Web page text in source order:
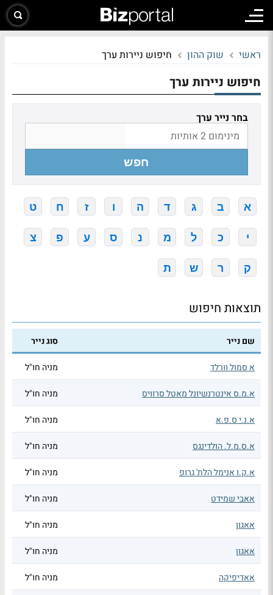
ראשי שוק ההון חיפוש ניירות ערך
חיפוש ניירות ערך
בחר נייר ערך
חפש
א ב ג ד ה ו ז ח ט
י כ ל מ נ ס ע פ צ
ק ר ש ת
תוצאות חיפוש
שם נייר סוג נייר
א סמול וורלד מניה חו"ל
א.מ.ס אינטרנשיונל מאטל סרוויס מניה חו"ל
א.נ.י ס.פ.א מניה חו"ל
א.ס.מ.ל. הולדינגס מניה חו"ל
א.ק.ו אנימל הלת' גרופ מניה חו"ל
אאבי שמידט מניה חו"ל
אאגון מניה חו"ל
אאגון מניה חו"ל
אאדיפיקה מניה חו"ל